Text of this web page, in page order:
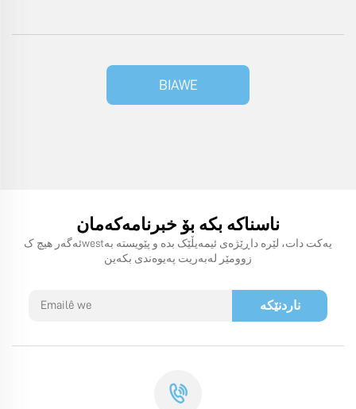
BIAWE
ناسناکە بکە بۆ خبرنامەکەمان
ئەگەر هیچ کwestیەکت دات، لێرە داڕێژەی ئیمەیڵێک بدە و پێویستە بە
زوومێر لەبەریت پەیوەندی بکەین
ناردنێکە